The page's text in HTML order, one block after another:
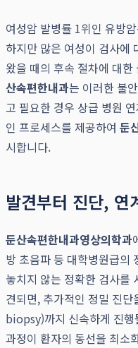
여성암 발병률 1위인 유방
하지만 많은 여성이 검사에
왔을 때의 후속 절차에 대
산속편한내과는 이러한 불
고 필요한 경우 상급 병원
인 프로세스를 제공하여 둔
시합니다.
발견부터 진단, 연
둔산속편한내과영상의학과
방 초음파 등 대학병원급의
놓치지 않는 정확한 검사를
견되면, 추가적인 정밀 진
biopsy)까지 신속하게 진행
과정이 환자의 동선을 최소